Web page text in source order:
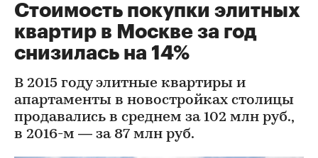
Стоимость покупки элитных
квартир в Москве за год
снизилась на 14%
В 2015 году элитные квартиры и
апартаменты в новостройках столицы
продавались в среднем за 102 млн руб.,
в 2016-м — за 87 млн руб.